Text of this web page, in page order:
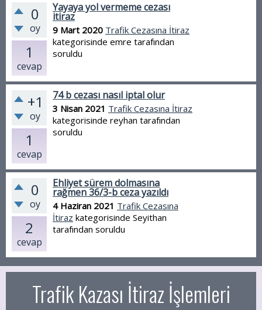
0
oy
1
cevap
Yayaya yol vermeme cezası
itiraz
9 Mart 2020 Trafik Cezasına İtiraz
kategorisinde emre tarafından
soruldu
+1
oy
1
cevap
74 b cezası nasıl iptal olur
3 Nisan 2021 Trafik Cezasına İtiraz
kategorisinde reyhan tarafından
soruldu
0
oy
2
cevap
Ehliyet sürem dolmasına
rağmen 36/3-b ceza yazıldı
4 Haziran 2021 Trafik Cezasına
İtiraz kategorisinde Seyithan
tarafından soruldu
Trafik Kazası İtiraz İşlemleri